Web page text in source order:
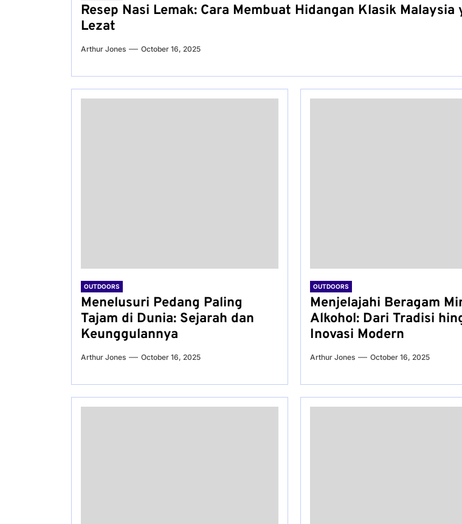
Resep Nasi Lemak: Cara Membuat Hidangan Klasik Malaysia
Lezat
Arthur Jones October 16, 2025
OUTDOORS
Menelusuri Pedang Paling
Tajam di Dunia: Sejarah dan
Keunggulannya
Arthur Jones October 16, 2025
OUTDOORS
Menjelajahi Beragam
Alkohol: Dari Tradisi
Inovasi Modern
Arthur Jones October 16, 2025